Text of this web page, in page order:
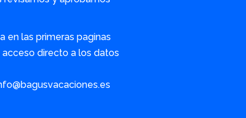
en las primeras paginas
directo a los datos